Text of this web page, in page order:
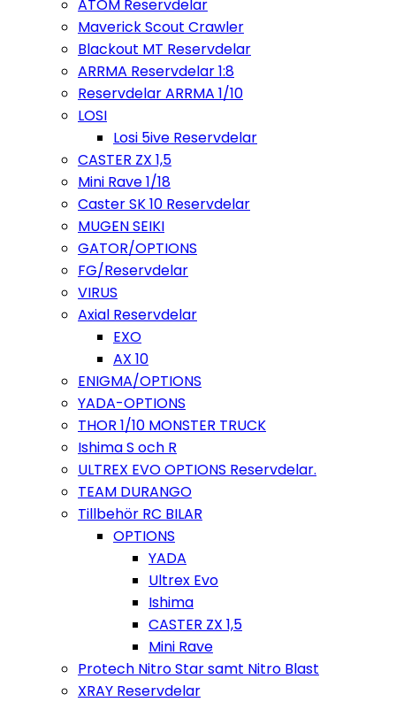
ATOM Reservdelar
Maverick Scout Crawler
Blackout MT Reservdelar
ARRMA Reservdelar 1:8
Reservdelar ARRMA 1/10
LOSI
Losi 5ive Reservdelar
CASTER ZX 1,5
Mini Rave 1/18
Caster SK 10 Reservdelar
MUGEN SEIKI
GATOR/OPTIONS
FG/Reservdelar
VIRUS
Axial Reservdelar
EXO
AX 10
ENIGMA/OPTIONS
YADA-OPTIONS
THOR 1/10 MONSTER TRUCK
Ishima S och R
ULTREX EVO OPTIONS Reservdelar.
TEAM DURANGO
Tillbehör RC BILAR
OPTIONS
YADA
Ultrex Evo
Ishima
CASTER ZX 1,5
Mini Rave
Protech Nitro Star samt Nitro Blast
XRAY Reservdelar